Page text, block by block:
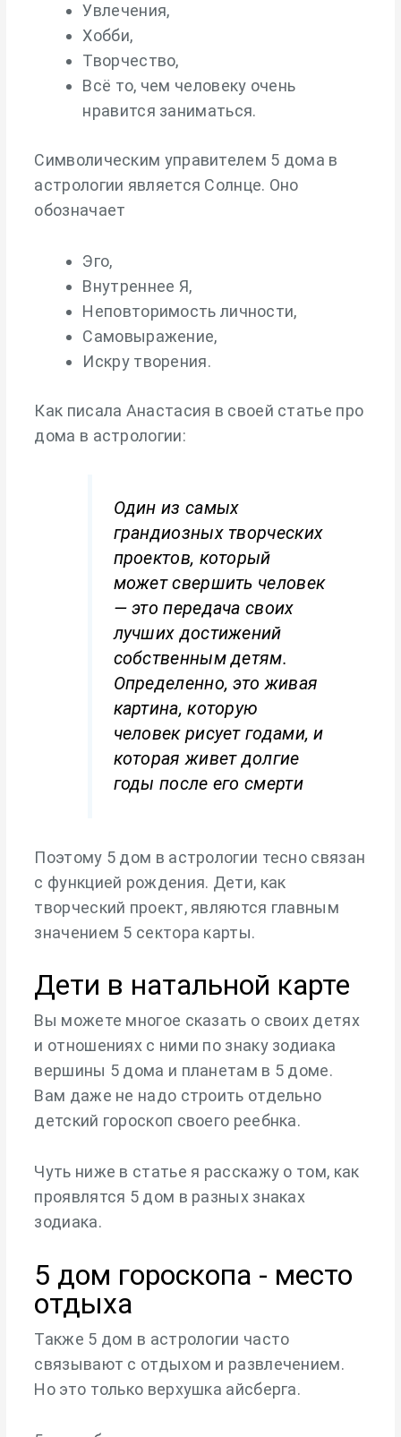
Увлечения,
Хобби,
Творчество,
Всё то, чем человеку очень
нравится заниматься.
Символическим управителем 5 дома в
астрологии является Солнце. Оно
обозначает
Эго,
Внутреннее Я,
Неповторимость личности,
Самовыражение,
Искру творения.
Как писала Анастасия в своей статье про
дома в астрологии:
Один из самых
грандиозных творческих
проектов, который
может свершить человек
— это передача своих
лучших достижений
собственным детям.
Определенно, это живая
картина, которую
человек рисует годами, и
которая живет долгие
годы после его смерти
Поэтому 5 дом в астрологии тесно связан
с функцией рождения. Дети, как
творческий проект, являются главным
значением 5 сектора карты.
Дети в натальной карте
Вы можете многое сказать о своих детях
и отношениях с ними по знаку зодиака
вершины 5 дома и планетам в 5 доме.
Вам даже не надо строить отдельно
детский гороскоп своего реебнка.
Чуть ниже в статье я расскажу о том, как
проявлятся 5 дом в разных знаках
зодиака.
5 дом гороскопа - место
отдыха
Также 5 дом в астрологии часто
связывают с отдыхом и развлечением.
Но это только верхушка айсберга.